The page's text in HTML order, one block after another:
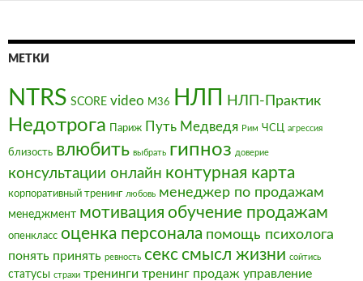
МЕТКИ
NTRS SCORE video М36 НЛП НЛП-Практик
Недотрога Париж Путь Медведя Рим ЧСЦ агрессия
близость влюбить выбрать гипноз доверие
консультации онлайн контурная карта
корпоративный тренинг любовь менеджер по продажам
менеджмент мотивация обучение продажам
опенкласс оценка персонала помощь психолога
понять принять ревность секссмысл жизни сойтись
статусы страхи тренинги тренинг продаж управление